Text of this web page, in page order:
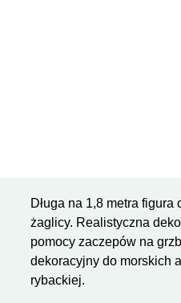
Długa na 1,8 metra
żaglicy. Realistyczna
pomocy zaczepów na
dekoracyjny do morskich
rybackiej.